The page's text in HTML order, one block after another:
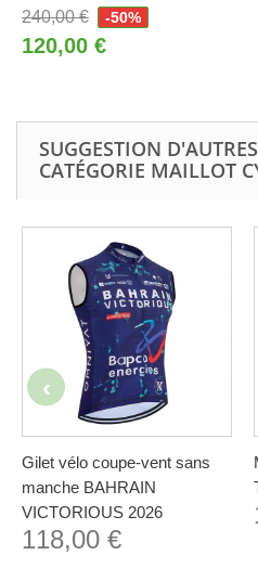
240,00 €
-50%
120,00 €
SUGGESTION
CATÉGORIE MAILLOT
Gilet vélo coupe-vent sans
manche BAHRAIN
VICTORIOUS 2026
118,00 €